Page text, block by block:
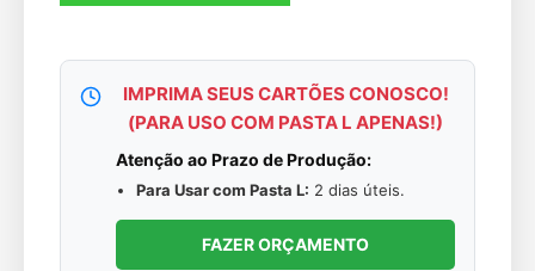
IMPRIMA SEUS CARTÕES CONOSCO!
(PARA USO COM PASTA L APENAS!)
Atenção ao Prazo de Produção:
Para Usar com Pasta L: 2 dias úteis.
FAZER ORÇAMENTO